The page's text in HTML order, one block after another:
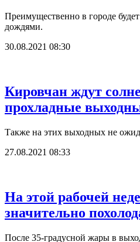
Преимущественно в городе будет
дождями.
30.08.2021 08:30
Кировчан ждут
прохладные
Также на этих выходных не
27.08.2021 08:33
На этой рабочей
значительно
После 35-градусной жары в